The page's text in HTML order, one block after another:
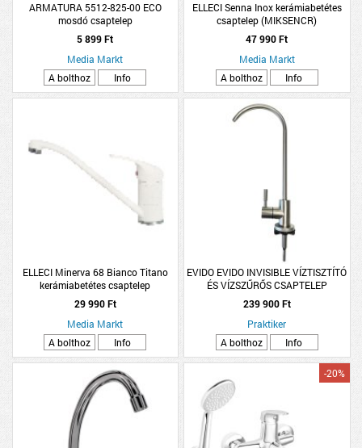
ARMATURA 5512-825-00 ECO
mosdó csaptelep
5 899 Ft
Media Markt
A bolthoz
Info
ELLECI Senna Inox kerámiabetétes
csaptelep (MIKSENCR)
47 990 Ft
Media Markt
A bolthoz
Info
ELLECI Minerva 68 Bianco Titano
kerámiabetétes csaptelep
(MGKMIN68)
29 990 Ft
Media Markt
A bolthoz
Info
EVIDO EVIDO INVISIBLE VÍZTISZTÍTÓ
ÉS VÍZSZŰRŐS CSAPTELEP
239 900 Ft
Praktiker
A bolthoz
Info
-20%